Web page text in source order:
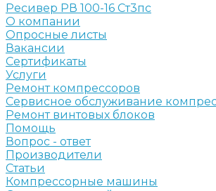
Ресивер РВ 100-16 Ст3пс
О компании
Опросные листы
Вакансии
Сертификаты
Услуги
Ремонт компрессоров
Сервисное обслуживание
Ремонт винтовых блоков
Помощь
Вопрос - ответ
Производители
Статьи
Компрессорные машины